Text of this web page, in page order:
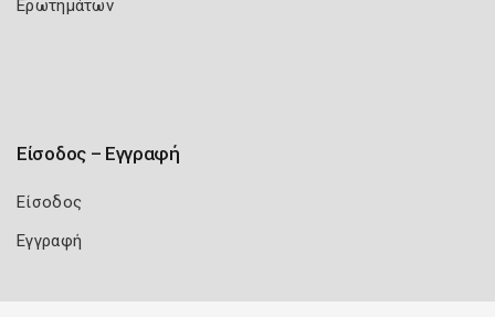
Ερωτημάτων
Είσοδος – Εγγραφή
Είσοδος
Εγγραφή